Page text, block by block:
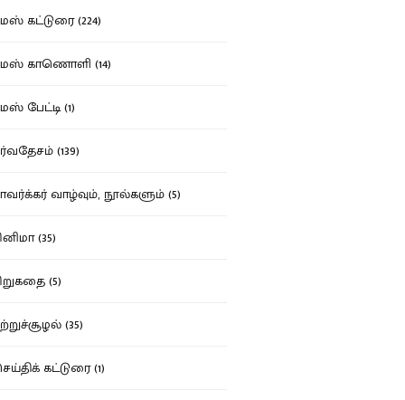
கட்டுரை (224)
காணொளி (14)
பேட்டி (1)
(139)
வாழ்வும், நூல்களும் (5)
(35)
(5)
(35)
கட்டுரை (1)